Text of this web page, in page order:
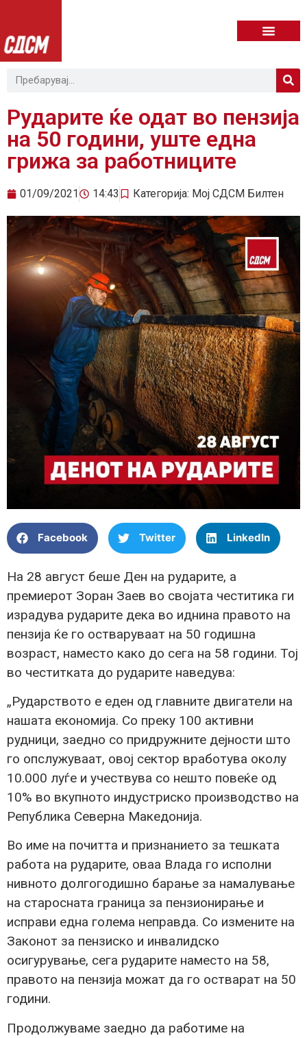
Рударите ќе одат во пензија
на 50 години, уште една
грижа за работниците
01/09/2021 14:43 Категорија: Мој СДСМ Билтен
Facebook Twitter LinkedIn
На 28 август беше Ден на рударите, а
премиерот Зоран Заев во својата честитика ги
израдува рударите дека во иднина правото на
пензија ќе го остваруваат на 50 годишна
возраст, наместо како до сега на 58 години. Тој
во честитката до рударите наведува:
„Рударството е еден од главните двигатели на
нашата економија. Со преку 100 активни
рудници, заедно со придружните дејности што
го опслужуваат, овој сектор вработува околу
10.000 луѓе и учествува со нешто повеќе од
10% во вкупното индустриско производство на
Република Северна Македонија.
Во име на почитта и признанието за тешката
работа на рударите, оваа Влада го исполни
нивното долгогодишно барање за намалување
на старосната граница за пензионирање и
исправи една голема неправда. Со измените на
Законот за пензиско и инвалидско
осигурување, сега рударите наместо на 58,
правото на пензија можат да го остварат на 50
години.
Продолжуваме заедно да работиме на